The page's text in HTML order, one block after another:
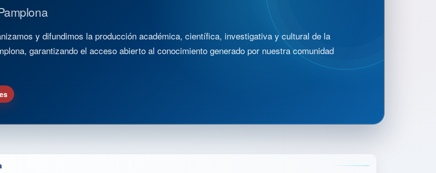
y difundimos la producción académica, científica, investigativa y cultural de la
garantizando el acceso abierto al conocimiento generado por nuestra comunidad